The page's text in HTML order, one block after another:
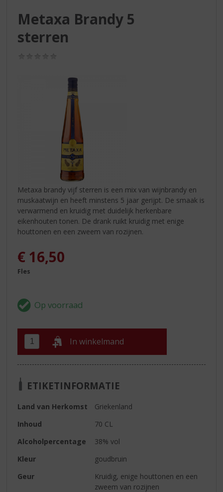
Metaxa Brandy 5
sterren
Metaxa brandy vijf sterren is een mix van wijnbrandy en
muskaatwijn en heeft minstens 5 jaar gerijpt. De smaak is
verwarmend en kruidig met duidelijk herkenbare
eikenhouten tonen. De drank ruikt kruidig met enige
houttonen en een zweem van rozijnen.
€ 16,50
Fles
In winkelmand
ETIKETINFORMATIE
Land van Herkomst
Griekenland
Inhoud
70 CL
Alcoholpercentage
38% vol
Kleur
goudbruin
Geur
Kruidig, enige houttonen en een
zweem van rozijnen